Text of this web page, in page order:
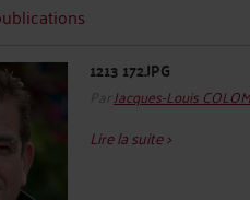
1213 172.JPG
Par Jacques-Louis
Lire la suite >